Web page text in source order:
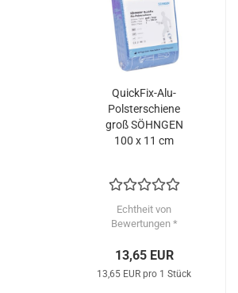
QuickFix-Alu-
Polsterschiene
groß SÖHNGEN
100 x 11 cm
Echtheit von
Bewertungen *
13,65 EUR
13,65 EUR pro 1 Stück